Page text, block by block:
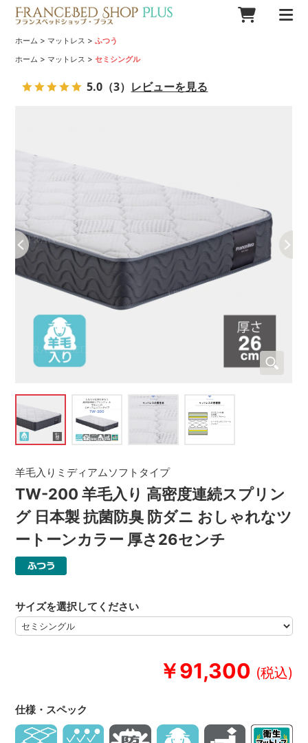
ホーム > マットレス >ふつう
ホーム > マットレス >セミシングル
TW-200 羊毛入り 高密度連続スプリン
グ 日本製 抗菌防臭 防ダニ おしゃれなツ
ートーンカラー 厚さ26センチ
羊毛入りミディアムソフトタイプ
￥91,300
サイズを選択してください
仕様・スペック
5.0 （3） レビューを見る